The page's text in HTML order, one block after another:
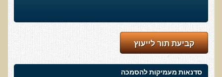
דפי מידע
רשימת משאבים לפציינט
קביעת תור לייעוץ
סדנאות מעמיקות להסמכה